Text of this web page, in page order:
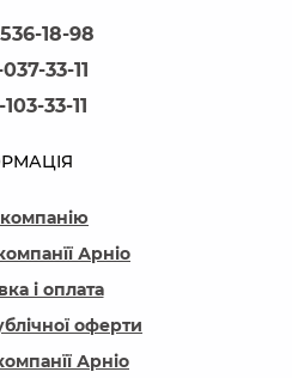
18-98
33-11
33-11
Арніо
і оплата
оферти
Арніо